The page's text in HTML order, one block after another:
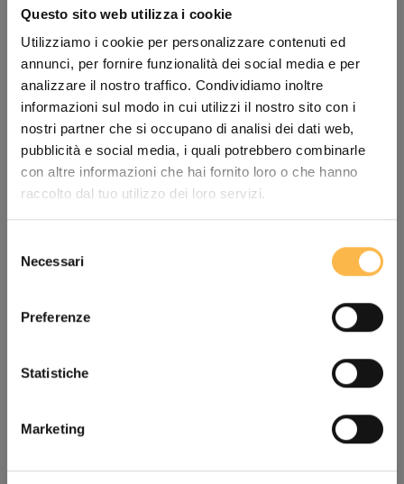
Questo sito web utilizza i cookie
Utilizziamo i cookie per personalizzare contenuti ed
annunci, per fornire funzionalità dei social media e per
analizzare il nostro traffico. Condividiamo inoltre
informazioni sul modo in cui utilizzi il nostro sito con i
nostri partner che si occupano di analisi dei dati web,
pubblicità e social media, i quali potrebbero combinarle
con altre informazioni che hai fornito loro o che hanno
raccolto dal tuo utilizzo dei loro servizi.
delNecessari
Preferenze
Statistiche
Marketing
No stress.
Die minimalen Nähte und der ergonomische Schnitt
garantieren maximalen Komfort.
Vom Winde verweht.
Die Belüftung wird durch ein großes Netzpanel auf